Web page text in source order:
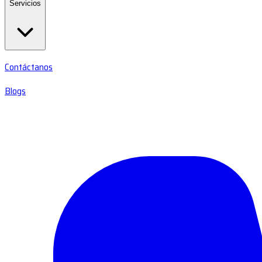
Servicios
Contáctanos
Blogs